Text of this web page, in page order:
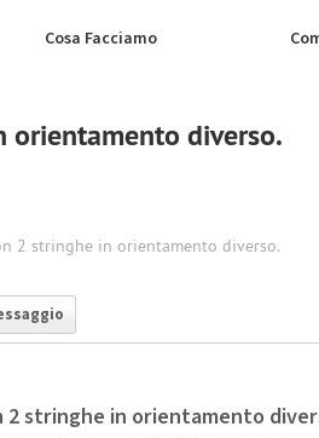
Cosa Facciamo
orientamento diverso.
2 stringhe in orientamento diverso.
2 stringhe in orientamento